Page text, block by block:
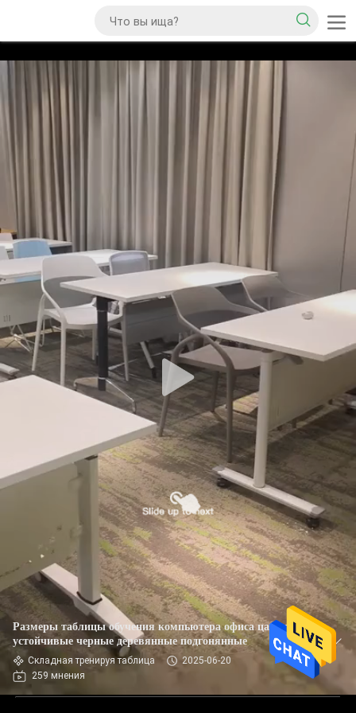
Размеры таблицы обучения компьютера офиса царапины
устойчивые черные деревянные подгонянные
Складная тренируя таблица
2025-06-20
259 мнения